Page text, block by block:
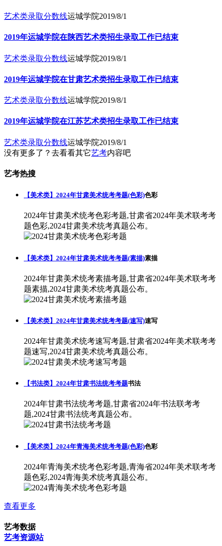
艺术类录取分数线运城学院2019/8/1
2019年运城学院在陕西艺术类招生录取工作已结束
艺术类录取分数线运城学院2019/8/1
2019年运城学院在甘肃艺术类招生录取工作已结束
艺术类录取分数线运城学院2019/8/1
2019年运城学院在江苏艺术类招生录取工作已结束
艺术类录取分数线运城学院2019/8/1
没有更多了？去看看其它艺考内容吧
艺考热搜
【美术类】2024年甘肃美术统考考题(色彩)色彩
2024年甘肃美术统考色彩考题,甘肃省2024年美术联考考
题色彩,2024甘肃美术统考真题公布。
【美术类】2024年甘肃美术统考考题(素描)素描
2024年甘肃美术统考素描考题,甘肃省2024年美术联考考
题素描,2024甘肃美术统考真题公布。
【美术类】2024年甘肃美术统考考题(速写)速写
2024年甘肃美术统考速写考题,甘肃省2024年美术联考考
题速写,2024甘肃美术统考真题公布。
【书法类】2024年甘肃书法统考考题书法
2024年甘肃书法统考考题,甘肃省2024年书法联考考
题,2024甘肃书法统考真题公布。
【美术类】2024年青海美术统考考题(色彩)色彩
2024年青海美术统考色彩考题,青海省2024年美术联考考
题色彩,2024青海美术统考真题公布。
查看更多
艺考数据
艺考资源站